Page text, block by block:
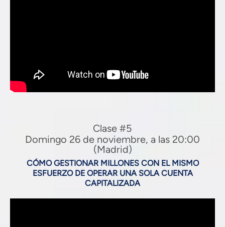
Clase #5
Domingo 26 de noviembre, a las 20:00
(Madrid)
CÓMO GESTIONAR MILLONES CON EL MISMO
ESFUERZO DE OPERAR UNA SOLA CUENTA
CAPITALIZADA